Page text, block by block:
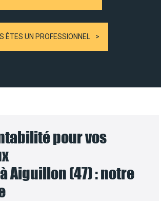
ÊTES UN PROFESSIONNEL
pour vos
Aiguillon (47) : notre